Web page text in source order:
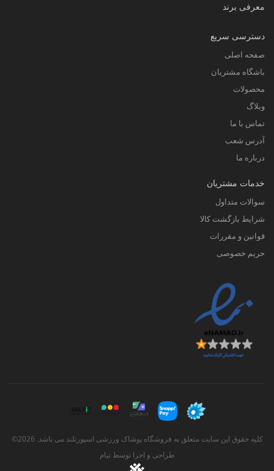
معرفی برند
دسترسی سریع
صفحه اصلی
باشگاه مشتریان
محصولات
وبلاگ
تماس با ما
آدرس شعب
درباره ما
خدمات مشتریان
سوالات متداول
شرایط بازگشت کالا
قوانین و مقررات
حریم خصوصی
کلیه حقوق این سایت متعلق به فروشگاه پوشاک ورزشی اسپورتلند می باشد. 2026©
طراحی و اجرا توسطتیام